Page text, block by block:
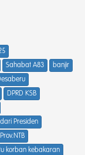
Sahabat A83
banjir
DPRD KSB
Presiden
korban kebakaran